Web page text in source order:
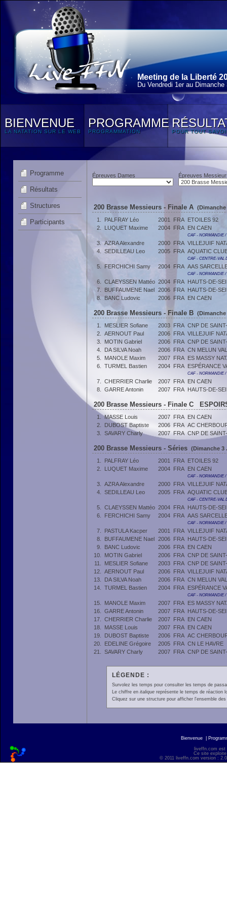
Meeting de la Liberté
Du Vendredi 1erau Dimanche
BIENVENUE
LA NATATION SUR LE WEB
PROGRAMME
PROGRAMMATION POUR TOUT
Programme
Résultats
Structures
Participants
Épreuves Dames Épreuves
200 Brasse Messieurs - Finale A (Dimanche
1.
PALFRAY Léo 2001 FRA ETOILES 92
2.
LUQUET Maxime 2004 FRA EN CAEN
CAF - NORMANDIE /
3. AZRA Alexandre 2000 FRA VILLEJUIF
4.
SEDILLEAU Leo 2005 FRA AQUATIC
CAF - CENTRE-VAL
5. FERCHICHI Samy 2004 FRA AAS
CAF - NORMANDIE /
6. CLAEYSSEN Mattéo 2004 FRA HAUTS-DE-
7.
BUFFAUMENE Nael 2006 FRA HAUTS-DE-
8.
BANC Ludovic 2006 FRA EN CAEN
200 Brasse Messieurs - Finale B (Dimanche
1.
MESLIER Sofiane 2003 FRA CNP DE
2.
AERNOUT Paul 2006 FRA VILLEJUIF
3.
MOTIN Gabriel 2006 FRA CNP DE
4.
DA SILVA Noah 2006 FRA CN MELUN
5.
MANOLE Maxim 2007 FRA ES MASSY
6.
TURMEL Bastien 2004 FRA ESPÉRANCE
CAF - NORMANDIE /
7. CHERRIER Charlie 2007 FRA EN CAEN
8.
GARRE Antonin 2007 FRA HAUTS-DE-
200 Brasse Messieurs - Finale C
1. MASSE Louis 2007 FRA EN CAEN
2.
DUBOST Baptiste 2006 FRA AC
3.
SAVARY Charly 2007 FRA CNP DE
200 Brasse Messieurs - Séries (Dimanche 3
1.
PALFRAY Léo 2001 FRA ETOILES 92
2.
LUQUET Maxime 2004 FRA EN CAEN
CAF - NORMANDIE /
3. AZRA Alexandre 2000 FRA VILLEJUIF
4.
SEDILLEAU Leo 2005 FRA AQUATIC
CAF - CENTRE-VAL
5. CLAEYSSEN Mattéo 2004 FRA HAUTS-DE-
6.
FERCHICHI Samy 2004 FRA AAS
CAF - NORMANDIE /
7. PASTULA Kacper 2001 FRA VILLEJUIF
8.
BUFFAUMENE Nael 2006 FRA HAUTS-DE-
9.
BANC Ludovic 2006 FRA EN CAEN
10.
MOTIN Gabriel 2006 FRA CNP DE
11.
MESLIER Sofiane 2003 FRA CNP DE
12.
AERNOUT Paul 2006 FRA VILLEJUIF
13.
DA SILVA Noah 2006 FRA CN MELUN
14.
TURMEL Bastien 2004 FRA ESPÉRANCE
CAF - NORMANDIE /
15. MANOLE Maxim 2007 FRA ES MASSY
16.
GARRE Antonin 2007 FRA HAUTS-DE-
17.
CHERRIER Charlie 2007 FRA EN CAEN
18.
MASSE Louis 2007 FRA EN CAEN
19.
DUBOST Baptiste 2006 FRA AC
20.
EDELINE Grégoire 2005 FRA CN LE HAVRE
21.
SAVARY Charly 2007 FRA CNP DE
LÉGENDE :
Survolez les temps pour consulter les temps de
Le chiffre en italiquereprésente le temps de réaction
Cliquez sur une structure pour afficher l'ensemble
Bienvenue
liveffn.com est
Ce site
© 2011 liveffn.com version :